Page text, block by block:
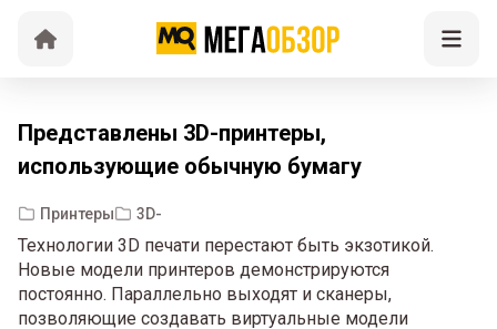
Представлены 3D-принтеры,
использующие обычную бумагу
Принтеры 3D-
Технологии 3D печати перестают быть экзотикой.
Новые модели принтеров демонстрируются
постоянно. Параллельно выходят и сканеры,
позволяющие создавать виртуальные модели